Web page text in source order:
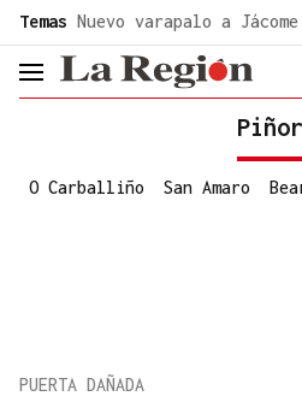
Temas Nuevo varapalo a Jácome
header.menu.open
Piñor
O Carballiño San Amaro
PUERTA DAÑADA